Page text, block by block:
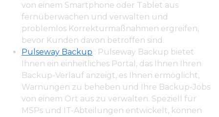
von einem Smartphone oder Tablet aus
fernüberwachen und verwalten und
problemlos Korrekturmaßnahmen ergreifen,
bevor Kunden davon betroffen sind.
Pulseway Backup : Pulseway Backup bietet
Ihnen ein einheitliches Portal, das Ihnen Ihren
Backup-Verlauf anzeigt, es Ihnen ermöglicht,
Warnungen zu beheben und Ihre Backup-Jobs
von einem Ort aus zu verwalten. Speziell für
MSPs und IT-Abteilungen entwickelt, können